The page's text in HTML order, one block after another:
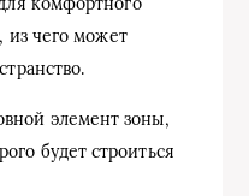
из чего может
элемент зоны,
будет строиться